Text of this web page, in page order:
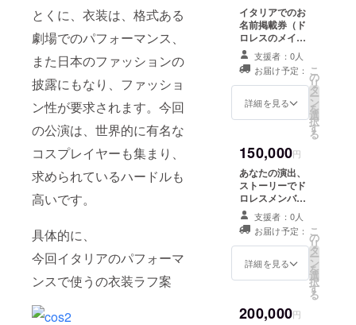
とくに、衣装は、格式ある
劇場でのパフォーマンス、
また日本のファッションの
披露にもなり、ファッショ
ン性が要求されます。今回
の公演は、世界的に有名な
コスプレイヤーも集まり、
求められているハードルも
高いです。
具体的に、
今回イタリアのパフォーマ
ンスで使うの衣装ラフ案
イタリアでのお
名前掲載券（ド
ロレスのメイン
ショーの時に流
す映像に、お名
前を載せま
す。）＋ボン
ジョルノセット
支援者：0人
お届け予定：
詳細を見る
こ
の
リ
タ
ー
ン
を
選
択
す
る
150,000円
あなたの演出、
ストーリーでド
ロレスメンバー
がショーをやり
ます。場所詳細
は、追って相
談。＋ボンジョ
ルノセットとイ
支援者：0人
お届け予定：
詳細を見る
こ
の
リ
タ
ー
ン
を
選
択
す
る
200,000円